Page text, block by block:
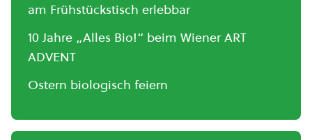
am Frühstückstisch erlebbar
10 Jahre „Alles Bio!“ beim Wiener ART
ADVENT
Ostern biologisch feiern